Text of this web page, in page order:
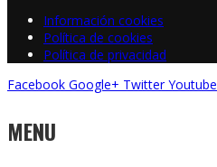
Información cookies
Política de cookies
Política de privacidad
Facebook Google+ Twitter Youtube
MENU